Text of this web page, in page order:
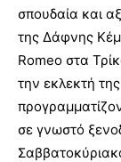
σπουδαία και
της Δάφνης
Romeo στα
την εκλεκτή
σε γνωστό